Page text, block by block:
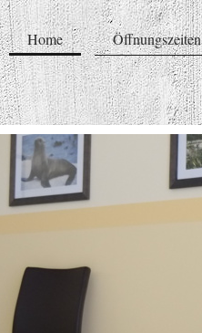
Home Öffnungszeiten